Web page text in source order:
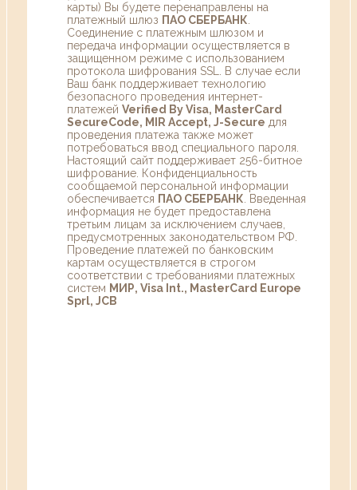
карты) Вы будете перенаправлены на
платежный шлюз ПАО СБЕРБАНК
Соединение с платежным шлюзом и
передача информации осуществляется в
защищенном режиме с использованием
протокола шифрования SSL. В случае если
Ваш банк поддерживает технологию
безопасного проведения интернет-
платежей Verified By Visa, MasterCard
SecureCode, MIR Accept, J-Secure для
проведения платежа также может
потребоваться ввод специального пароля.
Настоящий сайт поддерживает 256-битное
шифрование. Конфиденциальность
сообщаемой персональной информации
обеспечивается ПАО СБЕРБАНК . Введенная
информация не будет предоставлена
третьим лицам за исключением случаев,
предусмотренных законодательством РФ.
Проведение платежей по банковским
картам осуществляется в строгом
соответствии с требованиями платежных
систем МИР, Visa Int., MasterCard Europe
Sprl, JCB